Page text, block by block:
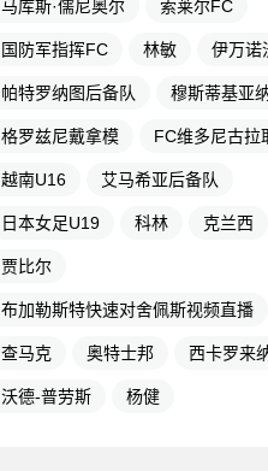
马库斯·儒尼奥尔 索莱尔FC
国防军指挥FC 林敏 伊万诺
帕特罗纳图后备队 穆斯蒂基亚
格罗兹尼戴拿模 FC维多尼古拉
越南U16 艾马希亚后备队
日本女足U19 科林 克兰西
贾比尔
布加勒斯特快速对舍佩斯视频直播
查马克 奥特士邦 西卡罗来
沃德-普劳斯 杨健